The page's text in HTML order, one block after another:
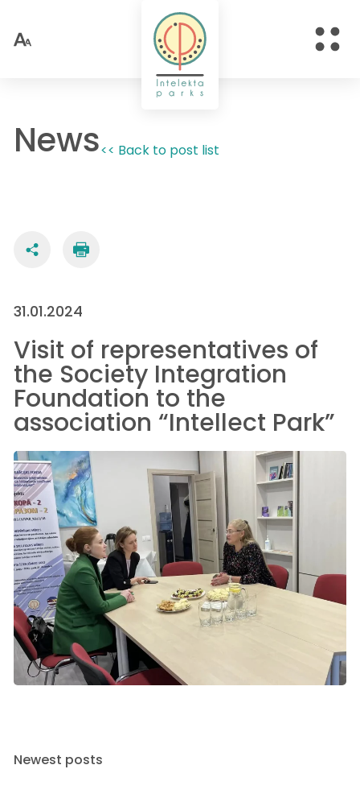
News<< Back to post list
31.01.2024
Visit of representatives of
the Society Integration
Foundation to the
association “Intellect Park”
Newest posts